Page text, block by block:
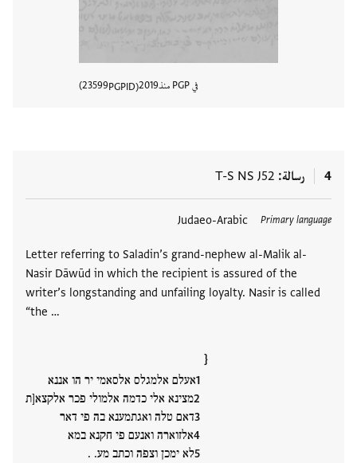
في PGP منذ 2019
PGPID
23599
4 رسالة T-S NS J52
Primary language
Judaeo-Arabic
Letter referring to Saladin’s grand-nephew al-Malik al-
Nasir Dāwūd in which the recipient is assured of the
writer’s longstanding and unfailing loyalty. Nasir is called
“the …
}
אעלם אלמגלס אלסאמי יר הו אננא
מצינא אלי כדמה אלמולי פכר אלקצא[ת
דאם טלה ואגתמענא בה פי דאר
אלזוארה ואנעם פי חקנא במא
לא ימכן וצפה וכתב מע. .
العلامات